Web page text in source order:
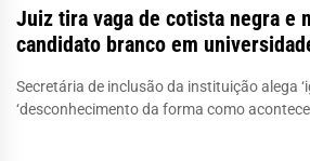
Juiz tira vaga de cotista negra e
candidato branco em
Secretária de inclusão da instituição alega
‘desconhecimento da forma como